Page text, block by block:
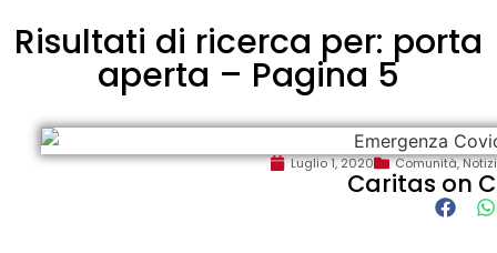
Risultati di ricerca per: porta
aperta – Pagina 5
Luglio 1, 2020 Comunità,
Caritas on